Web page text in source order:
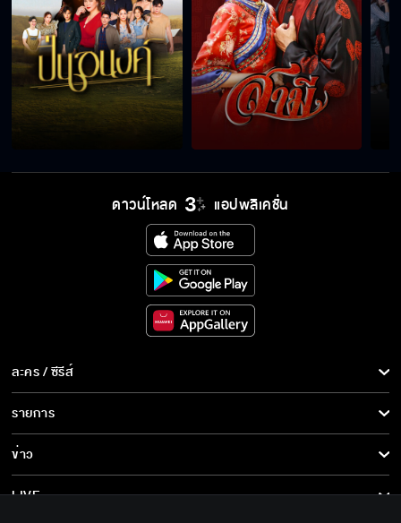
ดาวน์โหลด แอปพลิเคชั่น
ละคร / ซีรีส์
ละคร/ซีรีส์
ซีรีส์นานาชาติ
การ์ตูน & เกม
รายการ
รายการทั้งหมด
ข่าว
ข่าวทั้งหมด
LIVE